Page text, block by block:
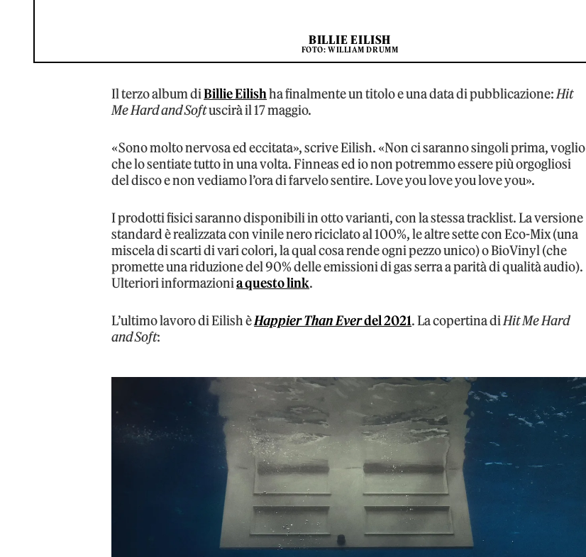
BILLIE EILISH
FOTO: WILLIAM DRUMM
Il terzo album diBillie Eilishha finalmente un titolo e una data di pubblicazione:Hit
Me Hard and Softuscirà il 17 maggio.
«Sono molto nervosa ed eccitata», scrive Eilish. «Non ci saranno singoli prima, voglio
che lo sentiate tutto in una volta. Finneas ed io non potremmo essere più orgogliosi
del disco e non vediamo l’ora di farvelo sentire. Love you love you love you».
I prodotti fisici saranno disponibili in otto varianti, con la stessa tracklist. La versione
standard è realizzata con vinile nero riciclato al 100%, le altre sette con Eco-Mix (una
miscela di scarti di vari colori, la qual cosa rende ogni pezzo unico) o BioVinyl (che
promette una riduzione del 90% delle emissioni di gas serra a parità di qualità audio).
Ulteriori informazionia questo link.
L’ultimo lavoro di Eilish èHappier Than Everdel 2021. La copertina diHit Me Hard
and Soft: